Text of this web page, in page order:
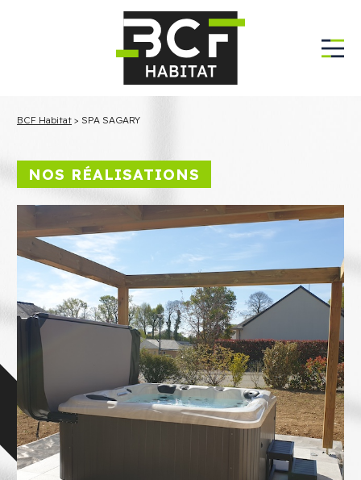
BCF Habitat > SPA SAGARY
NOS RÉALISATIONS